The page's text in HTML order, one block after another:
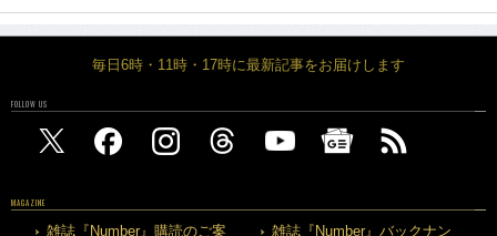
毎日6時・11時・17時に最新記事をお届けします
FOLLOW US
MAGAZINE
雑誌『Number』購読のご案
雑誌『Number』バックナン